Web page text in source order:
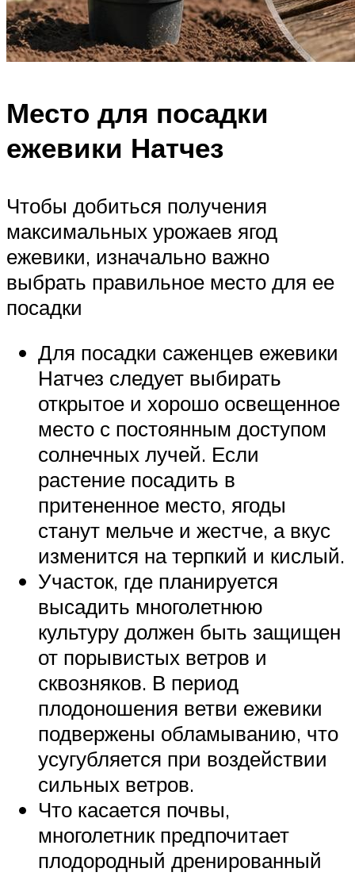
Место для посадки
ежевики Натчез
Чтобы добиться получения
максимальных урожаев ягод
ежевики, изначально важно
выбрать правильное место для ее
посадки
Для посадки саженцев ежевики
Натчез следует выбирать
открытое и хорошо освещенное
место с постоянным доступом
солнечных лучей. Если
растение посадить в
притененное место, ягоды
станут мельче и жестче, а вкус
изменится на терпкий и кислый.
Участок, где планируется
высадить многолетнюю
культуру должен быть защищен
от порывистых ветров и
сквозняков. В период
плодоношения ветви ежевики
подвержены обламыванию, что
усугубляется при воздействии
сильных ветров.
Что касается почвы,
многолетник предпочитает
плодородный дренированный